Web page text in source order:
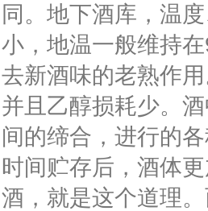
同。地下酒库，温
小，地温一般维持
去新酒味的老熟作
并且乙醇损耗少。
间的缔合，进行的
时间贮存后，酒体
酒，就是这个道理